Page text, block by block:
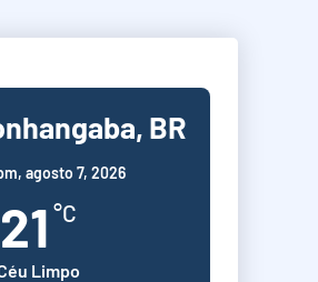
BR
agosto 7, 2026
21 °C
Limpo